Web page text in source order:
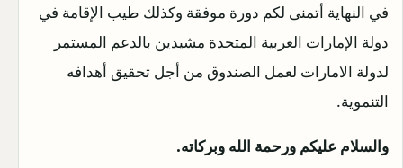
في النهاية أتمنى لكم دورة موفقة وكذلك طيب الإقامة في
دولة الإمارات العربية المتحدة مشيدين بالدعم المستمر
لدولة الامارات لعمل الصندوق من أجل تحقيق أهدافه
التنموية.
والسلام عليكم ورحمة الله وبركاته.